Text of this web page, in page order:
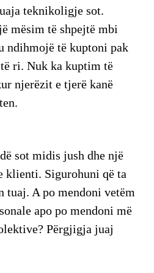
teknikoligje sot.
mësim të shpejtë mbi
ndihmojë të kuptoni pak
ri. Nuk ka kuptim të
njerëzit e tjerë kanë
sot midis jush dhe një
klienti. Sigurohuni që ta
tuaj. A po mendoni vetëm
apo po mendoni më
Përgjigja juaj